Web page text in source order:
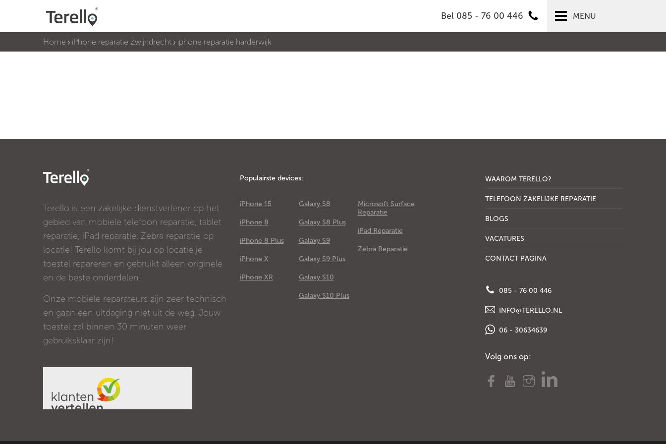
Bel 085 - 76 00 446 MENU
Home iPhone reparatie Zwijndrecht iphone reparatie harderwijk
Terello is een zakelijke dienstverlener op het
gebied van mobiele telefoon reparatie, tablet
reparatie, iPad reparatie, Zebra reparatie op
locatie! Terello komt bij jou op locatie je
toestel repareren en gebruikt alleen originele
en de beste onderdelen!
Onze mobiele reparateurs zijn zeer technisch
en gaan een uitdaging niet uit de weg. Jouw
toestel zal binnen 30 minuten weer
gebruiksklaar zijn!
Populairste devices:
iPhone 15
iPhone 8
iPhone 8 Plus
iPhone X
iPhone XR
Galaxy S8
Galaxy S8 Plus
Galaxy S9
Galaxy S9 Plus
Galaxy S10
Galaxy S10 Plus
Microsoft Surface
Reparatie
iPad Reparatie
Zebra Reparatie
WAAROM TERELLO?
TELEFOON ZAKELIJKE REPARATIE
BLOGS
VACATURES
CONTACT PAGINA
085 - 76 00 446
INFO@TERELLO.NL
06 - 30634639
Volg ons op: